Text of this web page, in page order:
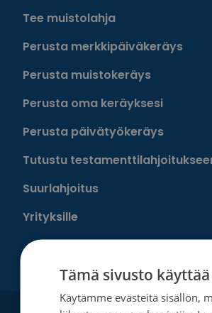
Tee muistolahja
Perusta merkkipäiväkeräys
Perusta muistokeräys
Perusta oma keräyksesi
Perusta päivätyökeräys
Tutustu
Suurlahjoitus
Yrityksille
Tämä sivusto
Käytämme evästeitä sisällön,